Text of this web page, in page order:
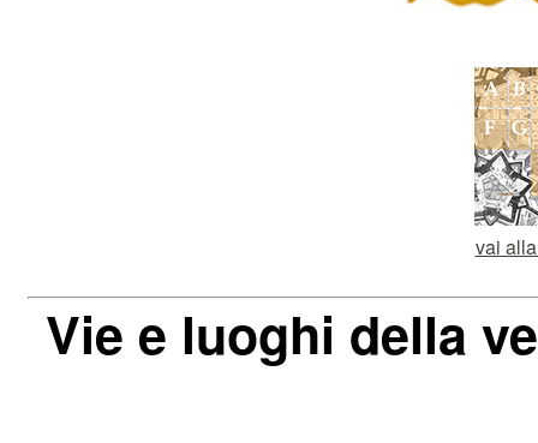
vai
Vie e luoghi della